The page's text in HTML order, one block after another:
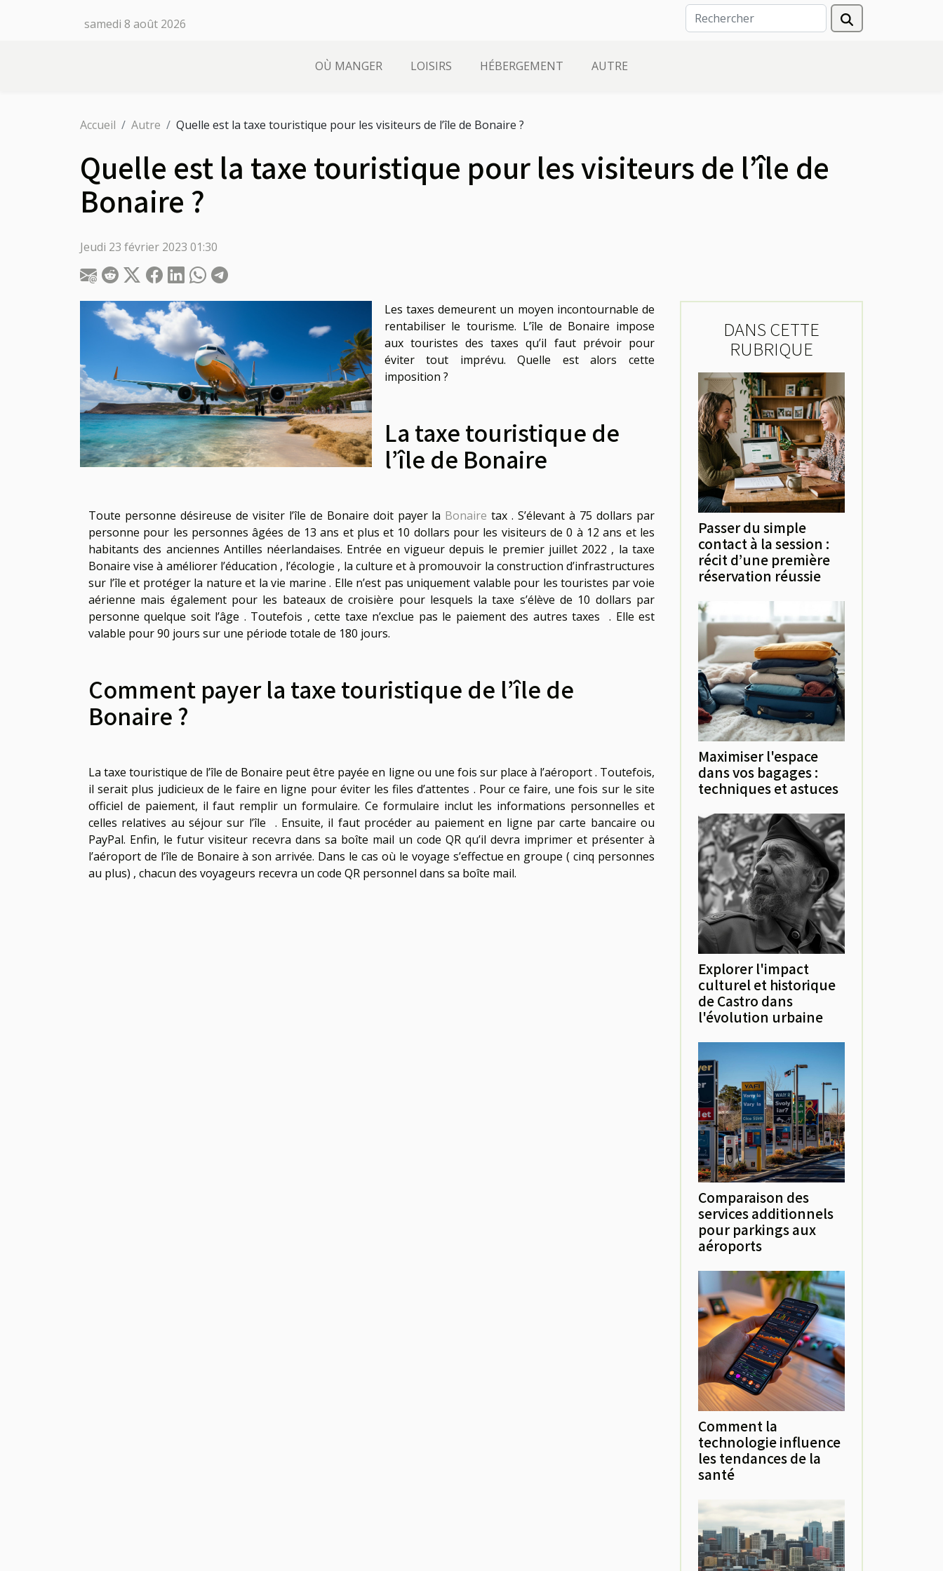
samedi 8 août 2026
OÙ MANGER LOISIRS HÉBERGEMENT AUTRE
Accueil Autre Quelle est la taxe touristique pour les visiteurs de l’île de Bonaire ?
Quelle est la taxe touristique pour les visiteurs de l’île de
Bonaire ?
Jeudi 23 février 2023 01:30
Les taxes demeurent un moyen incontournable de
rentabiliser le tourisme. L’île de Bonaire impose
aux touristes des taxes qu’il faut prévoir pour
éviter tout imprévu. Quelle est alors cette
imposition ?
La taxe touristique de
l’île de Bonaire
Toute personne désireuse de visiter l’île de Bonaire doit payer la Bonaire tax . S’élevant à 75 dollars par
personne pour les personnes âgées de 13 ans et plus et 10 dollars pour les visiteurs de 0 à 12 ans et les
habitants des anciennes Antilles néerlandaises. Entrée en vigueur depuis le premier juillet 2022 , la taxe
Bonaire vise à améliorer l’éducation , l’écologie , la culture et à promouvoir la construction d’infrastructures
sur l’île et protéger la nature et la vie marine . Elle n’est pas uniquement valable pour les touristes par voie
aérienne mais également pour les bateaux de croisière pour lesquels la taxe s’élève de 10 dollars par
personne quelque soit l’âge . Toutefois , cette taxe n’exclue pas le paiement des autres taxes . Elle est
valable pour 90 jours sur une période totale de 180 jours.
Comment payer la taxe touristique de l’île de
Bonaire ?
La taxe touristique de l’île de Bonaire peut être payée en ligne ou une fois sur place à l’aéroport . Toutefois,
il serait plus judicieux de le faire en ligne pour éviter les files d’attentes . Pour ce faire, une fois sur le site
officiel de paiement, il faut remplir un formulaire. Ce formulaire inclut les informations personnelles et
celles relatives au séjour sur l’île . Ensuite, il faut procéder au paiement en ligne par carte bancaire ou
PayPal. Enfin, le futur visiteur recevra dans sa boîte mail un code QR qu’il devra imprimer et présenter à
l’aéroport de l’île de Bonaire à son arrivée. Dans le cas où le voyage s’effectue en groupe ( cinq personnes
au plus) , chacun des voyageurs recevra un code QR personnel dans sa boîte mail.
DANS CETTE
RUBRIQUE
Passer du simple
contact à la session :
récit d’une première
réservation réussie
Maximiser l'espace
dans vos bagages :
techniques et astuces
Explorer l'impact
culturel et historique
de Castro dans
l'évolution urbaine
Comparaison des
services additionnels
pour parkings aux
aéroports
Comment la
technologie influence
les tendances de la
santé